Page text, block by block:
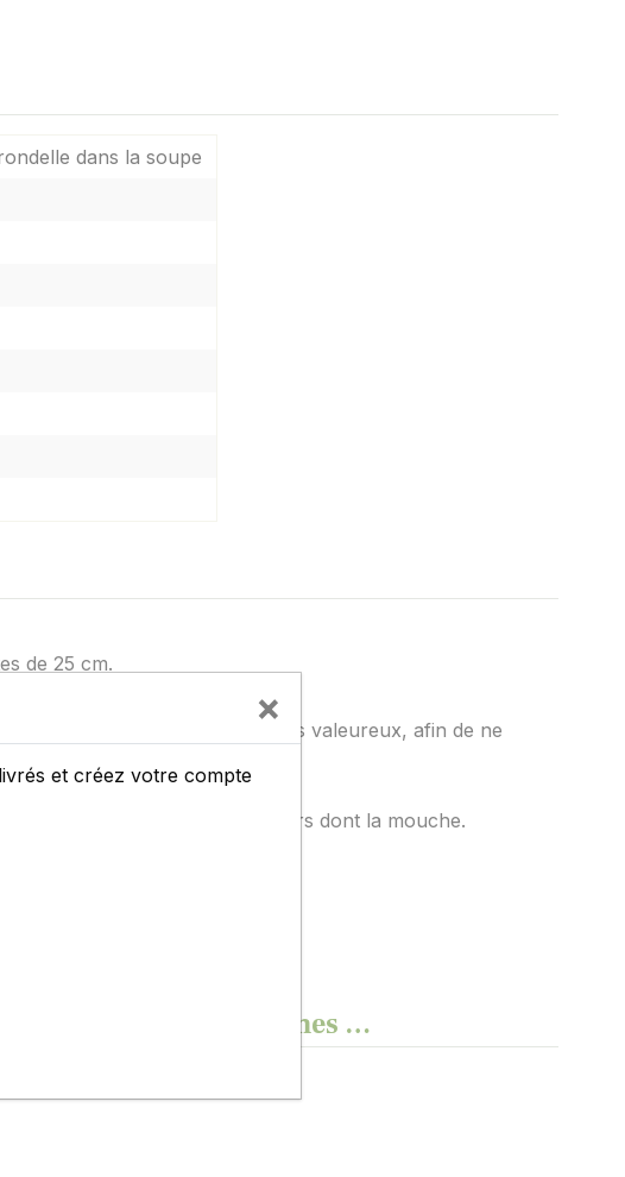
dans la soupe
de 25 cm.
Conservez uniquement les plus valeureux, afin de ne
mutuellement des ravageurs dont la mouche.
de vos besoins.
de qualités, normes …
×
et créez votre compte